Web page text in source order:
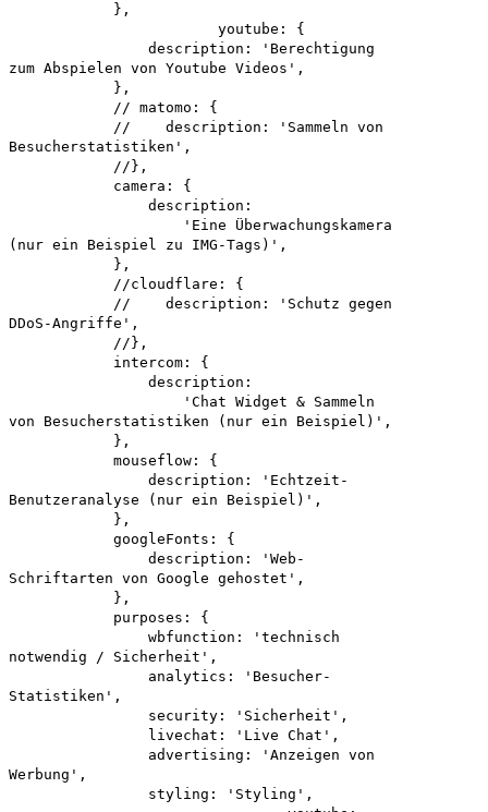
},
youtube: {
description: 'Berechtigung
zum Abspielen von Youtube Videos',
},
// matomo: {
// description: 'Sammeln von
Besucherstatistiken',
//},
camera: {
description:
'Eine Überwachungskamera
(nur ein Beispiel zu IMG-Tags)',
},
//cloudflare: {
// description: 'Schutz gegen
DDoS-Angriffe',
//},
intercom: {
description:
'Chat Widget & Sammeln
von Besucherstatistiken (nur ein Beispiel)',
},
mouseflow: {
description: 'Echtzeit-
Benutzeranalyse (nur ein Beispiel)',
},
googleFonts: {
description: 'Web-
Schriftarten von Google gehostet',
},
purposes: {
wbfunction: 'technisch
notwendig / Sicherheit',
analytics: 'Besucher-
Statistiken',
security: 'Sicherheit',
livechat: 'Live Chat',
advertising: 'Anzeigen von
Werbung',
styling: 'Styling',